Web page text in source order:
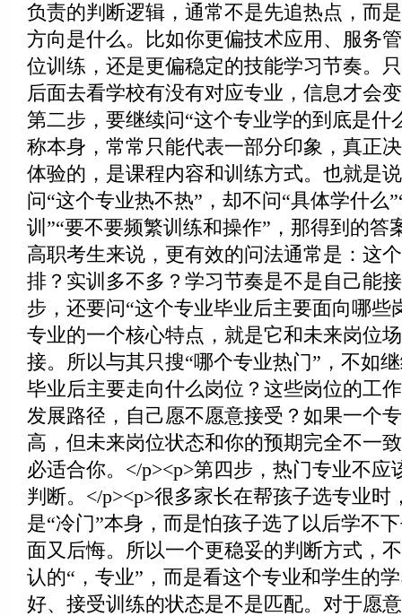
负责的判断逻辑，通常不是先追热点，而
方向是什么。比如你更偏技术应用、服务
位训练，还是更偏稳定的技能学习节奏。
后面去看学校有没有对应专业，信息才会
第二步，要继续问“这个专业学的到底是什
称本身，常常只能代表一部分印象，真正
体验的，是课程内容和训练方式。也就是
问“这个专业热不热”，却不问“具体学什么
训”“要不要频繁训练和操作”，那得到的答
高职考生来说，更有效的问法通常是：这
排？实训多不多？学习节奏是不是自己能
步，还要问“这个专业毕业后主要面向哪些
专业的一个核心特点，就是它和未来岗位
接。所以与其只搜“哪个专业热门”，不如
毕业后主要走向什么岗位？这些岗位的工
发展路径，自己愿不愿意接受？如果一个
高，但未来岗位状态和你的预期完全不一
必适合你。</p><p>第四步，热门专业不应
判断。</p><p>很多家长在帮孩子选专业时
是“冷门”本身，而是怕孩子选了以后学不
面又后悔。所以一个更稳妥的判断方式，
认的“，专业”，而是看这个专业和学生的
好、接受训练的状态是不是匹配。对于愿